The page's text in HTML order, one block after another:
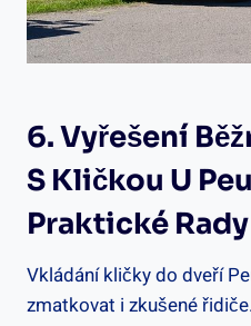
6. Vyřešení
S Kličkou U
Praktické​
Vkládání kličky do ⁣dveří
zmatkovat i zkušené